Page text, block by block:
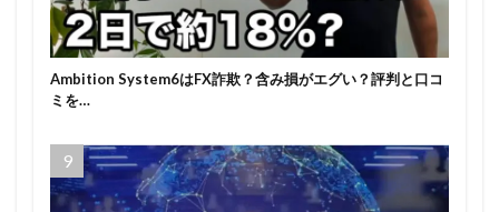
Ambition System6はFX詐欺？含み損がエグい？評判と口コ
ミを…